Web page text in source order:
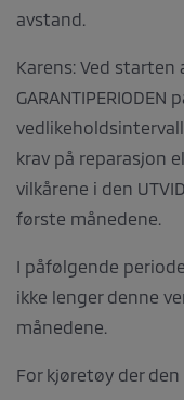
avstand.
Karens: Ved starten
GARANTIPERIODEN
krav på reparasjon
vilkårene i den
første månedene.
I påfølgende
ikke lenger denne
månedene.
For kjøretøy der